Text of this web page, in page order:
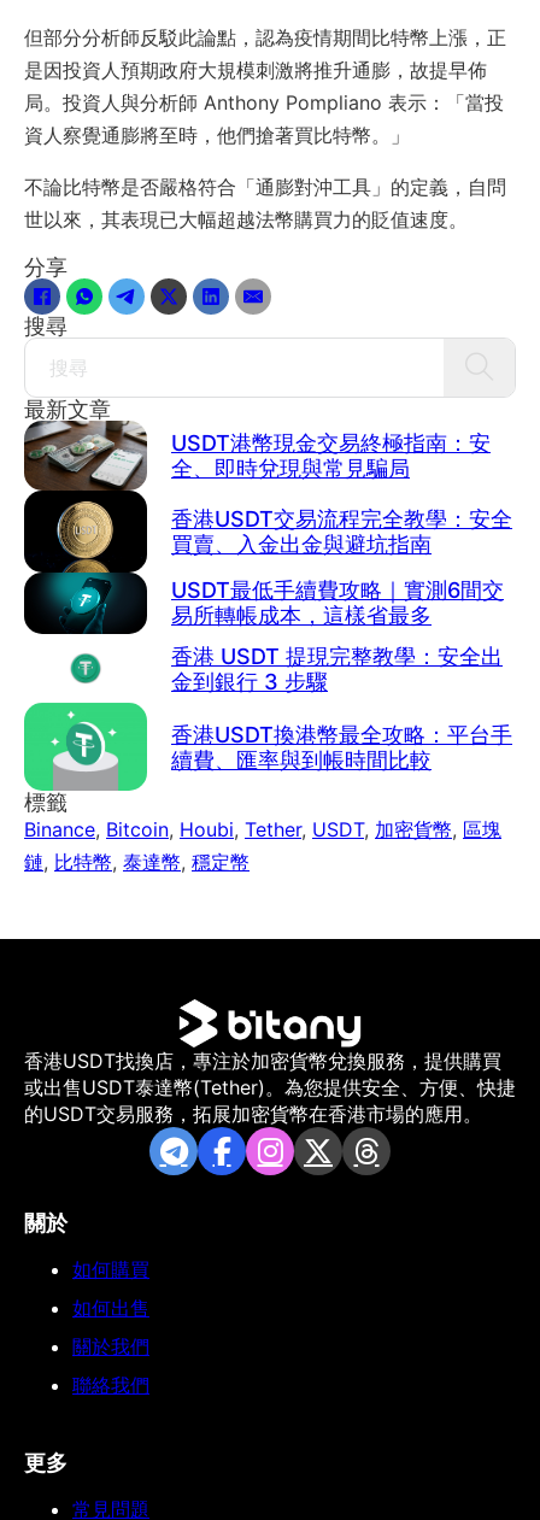
但部分分析師反駁此論點，認為疫情期間比特幣上漲，正
是因投資人預期政府大規模刺激將推升通膨，故提早佈
局。投資人與分析師 Anthony Pompliano 表示：「當投
資人察覺通膨將至時，他們搶著買比特幣。」
不論比特幣是否嚴格符合「通膨對沖工具」的定義，自問
世以來，其表現已大幅超越法幣購買力的貶值速度。
分享
搜尋
Search
最新文章
USDT港幣現金交易終極指南：安
全、即時兌現與常見騙局
香港USDT交易流程完全教學：安全
買賣、入金出金與避坑指南
USDT最低手續費攻略｜實測6間交
易所轉帳成本，這樣省最多
香港 USDT 提現完整教學：安全出
金到銀行 3 步驟
香港USDT換港幣最全攻略：平台手
續費、匯率與到帳時間比較
標籤
Binance, Bitcoin, Houbi, Tether, USDT, 加密貨幣, 區塊
鏈, 比特幣, 泰達幣, 穩定幣
香港USDT找換店，專注於加密貨幣兌換服務，提供購買
或出售USDT泰達幣(Tether)。為您提供安全、方便、快捷
的USDT交易服務，拓展加密貨幣在香港市場的應用。
關於
如何購買
如何出售
關於我們
聯絡我們
更多
常見問題